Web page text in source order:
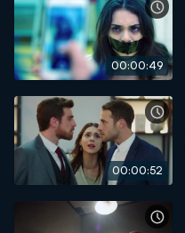
00:00:49
00:00:52